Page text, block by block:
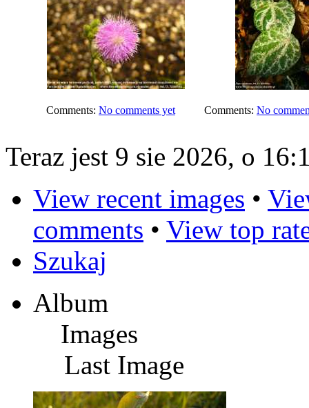
Comments: No comments yet Comments: No
Teraz jest 9 sie 2026, o
View recent images •
comments • View top
Szukaj
Album
Images
Last Image